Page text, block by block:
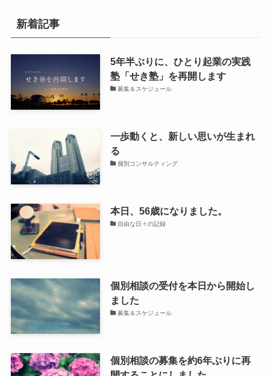
新着記事
5年半ぶりに、ひとり起業の実践
塾「せき塾」を再開します
募集＆スケジュール
一歩動くと、新しい思いが生まれ
る
個別コンサルティング
本日、56歳になりました。
自由な日々の記録
個別相談の受付を本日から開始し
ました
募集＆スケジュール
個別相談の募集を約6年ぶりに再